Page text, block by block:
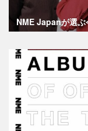
NME Japanが選